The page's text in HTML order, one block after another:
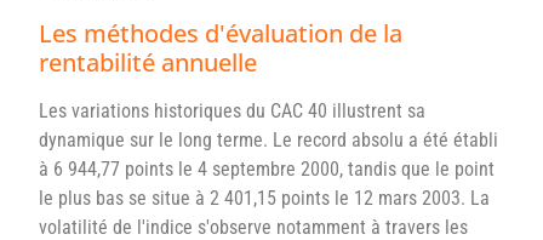
Les méthodes d'évaluation de la
rentabilité annuelle
Les variations historiques du CAC 40 illustrent sa
dynamique sur le long terme. Le record absolu a été établi
à 6 944,77 points le 4 septembre 2000, tandis que le point
le plus bas se situe à 2 401,15 points le 12 mars 2003. La
volatilité de l'indice s'observe notamment à travers les